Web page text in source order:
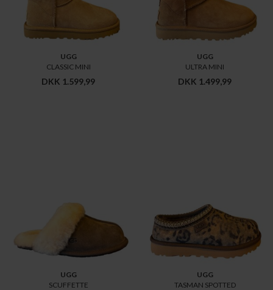
UGG
CLASSIC MINI
DKK 1.599,99
UGG
ULTRA MINI
DKK 1.499,99
UGG
SCUFFETTE
UGG
TASMAN SPOTTED